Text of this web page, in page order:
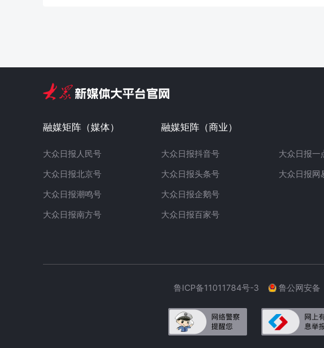
融媒矩阵（媒体）
大众日报人民号
大众日报北京号
大众日报潮鸣号
大众日报南方号
融媒矩阵（商业）
大众日报抖音号
大众日报头条号
大众日报企鹅号
大众日报百家号
大众日报一
大众日报网
鲁ICP备11011784号-3 鲁公网安